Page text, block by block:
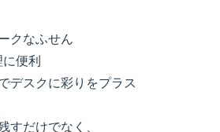
クなふせん
に便利
デスクに彩りをプラス
すだけでなく、